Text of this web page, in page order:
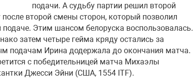
подачи. А судьбу партии решил второй
второй смены сторон, который позволил
Этим шансом белоруска воспользовалась.
затем четыре гейма кряду остались за
подачам Ирина додержала до окончания матча.
с победительницей матча Михаэлы
Джесси Эйни (США, 1554 ITF).